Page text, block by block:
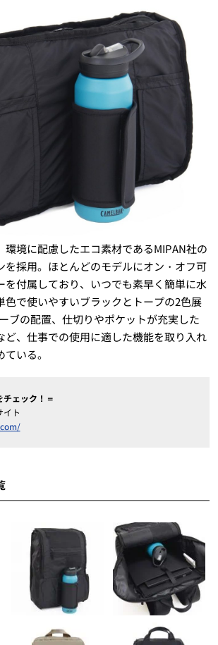
環境に配慮したエコ素材であるMIPAN社の
を採用。ほとんどのモデルにオン・オフ可
を付属しており、いつでも素早く簡単に水
色で使いやすいブラックとトープの2色展
ブの配置、仕切りやポケットが充実した
ど、仕事での使用に適した機能を取り入れ
いる。
チェック！＝
イト